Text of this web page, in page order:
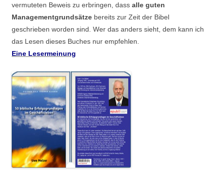
vermuteten Beweis zu erbringen, dass alle guten
Managementgrundsätze bereits zur Zeit der Bibel
geschrieben worden sind. Wer das anders sieht, dem kann ich
das Lesen dieses Buches nur empfehlen.
Eine Lesermeinung